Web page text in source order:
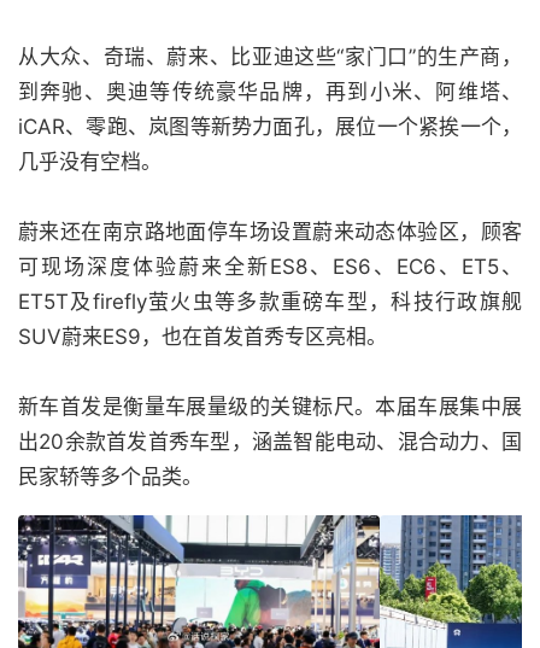
从大众、奇瑞、蔚来、比亚迪这些“家门口”的生产商，
到奔驰、奥迪等传统豪华品牌，再到小米、阿维塔、
iCAR、零跑、岚图等新势力面孔，展位一个紧挨一个，
几乎没有空档。
蔚来还在南京路地面停车场设置蔚来动态体验区，顾客
可现场深度体验蔚来全新ES8、ES6、EC6、ET5、
ET5T及firefly萤火虫等多款重磅车型，科技行政旗舰
SUV蔚来ES9，也在首发首秀专区亮相。
新车首发是衡量车展量级的关键标尺。本届车展集中展
出20余款首发首秀车型，涵盖智能电动、混合动力、国
民家轿等多个品类。